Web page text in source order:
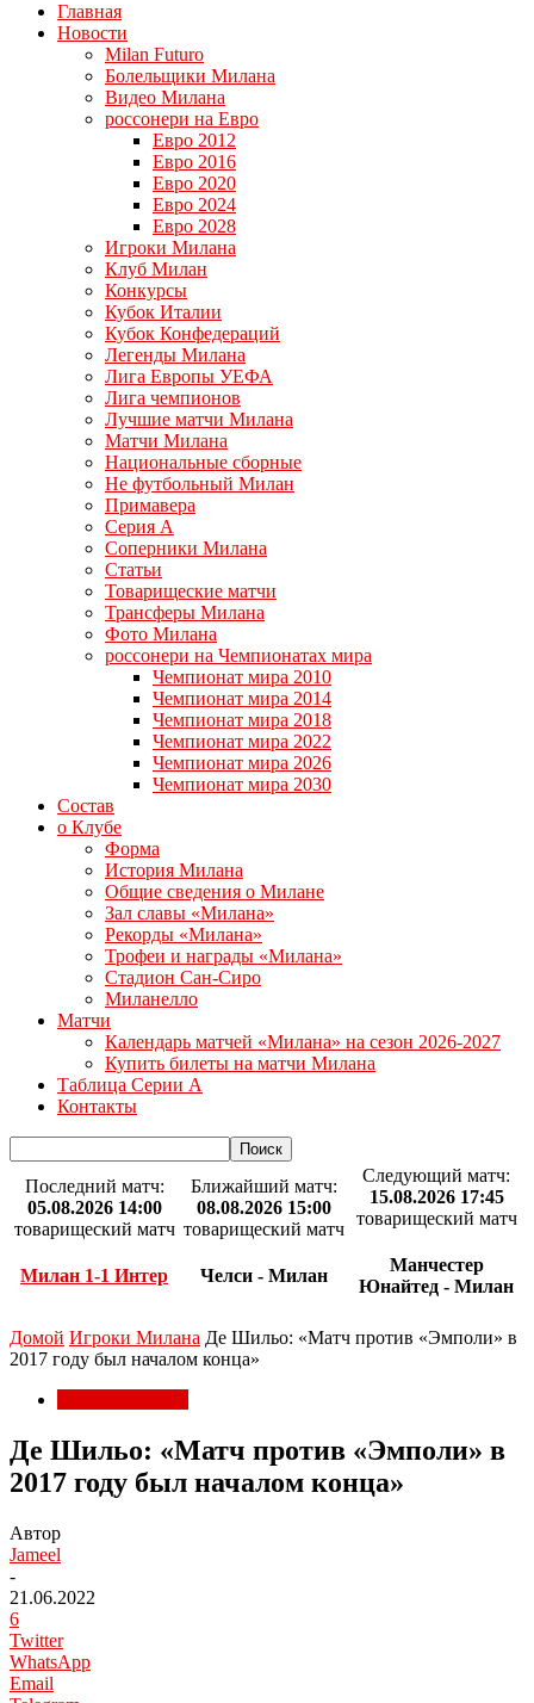
Главная
Новости
Milan Futuro
Болельщики Милана
Видео Милана
россонери на Евро
Евро 2012
Евро 2016
Евро 2020
Евро 2024
Евро 2028
Игроки Милана
Клуб Милан
Конкурсы
Кубок Италии
Кубок Конфедераций
Легенды Милана
Лига Европы УЕФА
Лига чемпионов
Лучшие матчи Милана
Матчи Милана
Национальные сборные
Не футбольный Милан
Примавера
Серия А
Соперники Милана
Статьи
Товарищеские матчи
Трансферы Милана
Фото Милана
россонери на Чемпионатах мира
Чемпионат мира 2010
Чемпионат мира 2014
Чемпионат мира 2018
Чемпионат мира 2022
Чемпионат мира 2026
Чемпионат мира 2030
Состав
о Клубе
Форма
История Милана
Общие сведения о Милане
Зал славы «Милана»
Рекорды «Милана»
Трофеи и награды «Милана»
Стадион Сан-Сиро
Миланелло
Матчи
Календарь матчей «Милана» на сезон 2026-2027
Купить билеты на матчи Милана
Таблица Серии А
Контакты
Последний матч:
05.08.2026 14:00
товарищеский матч
Милан 1-1 Интер
Ближайший матч:
08.08.2026 15:00
товарищеский матч
Челси - Милан
Следующий матч:
15.08.2026 17:45
товарищеский матч
Манчестер
Юнайтед - Милан
Домой Игроки Милана Де Шильо: «Матч против «Эмполи» в
2017 году был началом конца»
Де Шильо: «Матч против «Эмполи» в
2017 году был началом конца»
Автор
Jameel
-
21.06.2022
6
Twitter
WhatsApp
Email